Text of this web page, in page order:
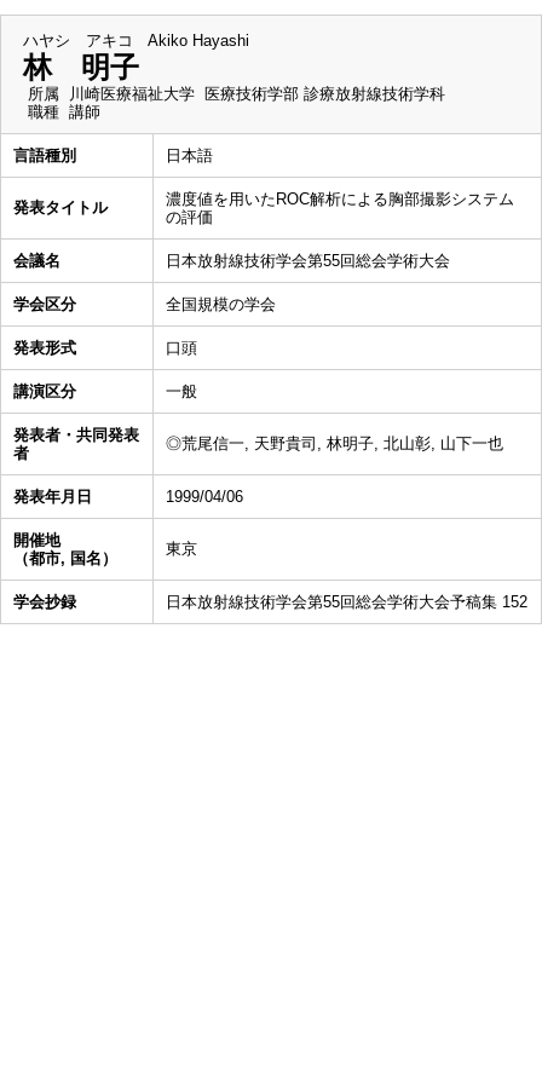
ハヤシ アキコ Akiko Hayashi
林 明子
所属
川崎医療福祉大学 医療技術学部 診療放射線技術学科
職種 講師
言語種別 日本語
発表タイトル
濃度値を用いたROC解析による胸部撮影システム
の評価
会議名 日本放射線技術学会第55回総会学術大会
学会区分 全国規模の学会
発表形式 口頭
講演区分 一般
発表者・共同発表
者
◎荒尾信一, 天野貴司, 林明子, 北山彰, 山下一也
発表年月日 1999/04/06
開催地
（都市, 国名）
東京
学会抄録 日本放射線技術学会第55回総会学術大会予稿集 152